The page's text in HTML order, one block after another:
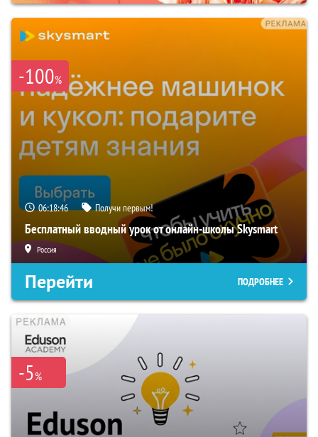
-100%
06:18:46 Получи первым!
Бесплатный вводный урок от онлайн-школы Skysmart
Россия
Перейти ПОДРОБНЕЕ
-5%